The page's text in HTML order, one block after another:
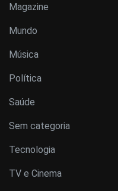
Magazine
Mundo
Música
Política
Saúde
Sem categoria
Tecnologia
TV e Cinema